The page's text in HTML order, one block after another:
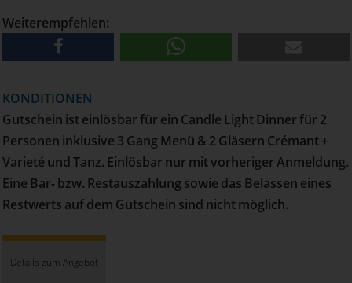
Weiterempfehlen:
KONDITIONEN
Gutschein ist einlösbar für ein Candle Light Dinner für 2
Personen inklusive 3 Gang Menü & 2 Gläsern Crémant +
Varieté und Tanz. Einlösbar nur mit vorheriger Anmeldung.
Eine Bar- bzw. Restauszahlung sowie das Belassen eines
Restwerts auf dem Gutschein sind nicht möglich.
Details zum Angebot